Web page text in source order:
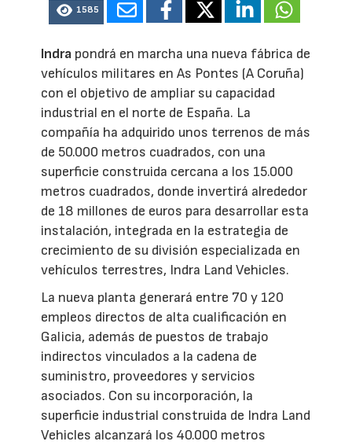
1585
Indra pondrá en marcha una nueva fábrica de
vehículos militares en As Pontes (A Coruña)
con el objetivo de ampliar su capacidad
industrial en el norte de España. La
compañía ha adquirido unos terrenos de más
de 50.000 metros cuadrados, con una
superficie construida cercana a los 15.000
metros cuadrados, donde invertirá alrededor
de 18 millones de euros para desarrollar esta
instalación, integrada en la estrategia de
crecimiento de su división especializada en
vehículos terrestres, Indra Land Vehicles.
La nueva planta generará entre 70 y 120
empleos directos de alta cualificación en
Galicia, además de puestos de trabajo
indirectos vinculados a la cadena de
suministro, proveedores y servicios
asociados. Con su incorporación, la
superficie industrial construida de Indra Land
Vehicles alcanzará los 40.000 metros